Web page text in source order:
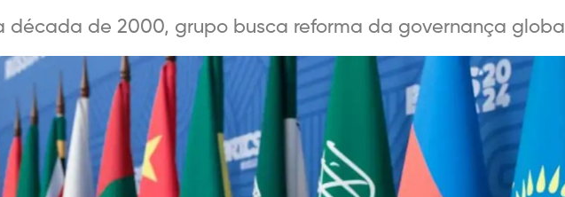
década de 2000, grupo busca reforma da governança global